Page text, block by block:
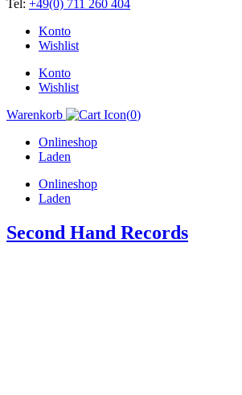
Tel: +49(0) 711 260 404
Skip
Konto
Wishlist
Konto
Wishlist
Warenkorb
(0)
Onlineshop
Laden
Onlineshop
Laden
Second Hand Records